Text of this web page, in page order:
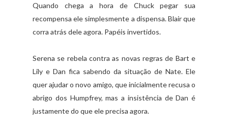
Quando chega a hora de Chuck pegar sua
recompensa ele simplesmente a dispensa. Blair que
corra atrás dele agora. Papéis invertidos.
Serena se rebela contra as novas regras de Bart e
Lily e Dan fica sabendo da situação de Nate. Ele
quer ajudar o novo amigo, que inicialmente recusa o
abrigo dos Humpfrey, mas a insistência de Dan é
justamente do que ele precisa agora.